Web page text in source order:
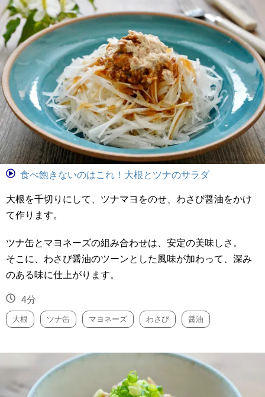
食べ飽きないのはこれ！大根とツナのサラダ
大根を千切りにして、ツナマヨをのせ、わさび醤油をかけ
て作ります。
ツナ缶とマヨネーズの組み合わせは、安定の美味しさ。
そこに、わさび醤油のツーンとした風味が加わって、深み
のある味に仕上がります。
4分
大根 ツナ缶 マヨネーズ わさび 醤油